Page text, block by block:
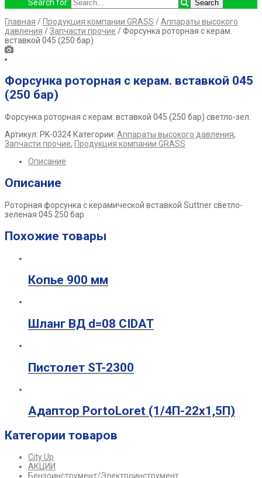
Search for:
Главная / Продукция компании GRASS /Аппараты высокого
давления /Запчасти прочие / Форсунка роторная с керам.
вставкой 045 (250 бар)
Форсунка роторная с керам. вставкой 045
(250 бар)
Форсунка роторная с керам. вставкой 045 (250 бар) светло-зел.
Артикул: PK-0324 Категории: Аппараты высокого давления,
Запчасти прочие, Продукция компании GRASS
Описание
Описание
Роторная форсунка с керамической вставкой Suttner светло-
зеленая 045 250 бар
Похожие товары
Копье 900 мм
Шланг ВД d=08 CIDAT
Пистолет ST-2300
Адаптор PortoLoret (1/4П-22х1,5П)
Категории товаров
City Up
АКЦИИ
Бензоинструмент/Электроинструмент